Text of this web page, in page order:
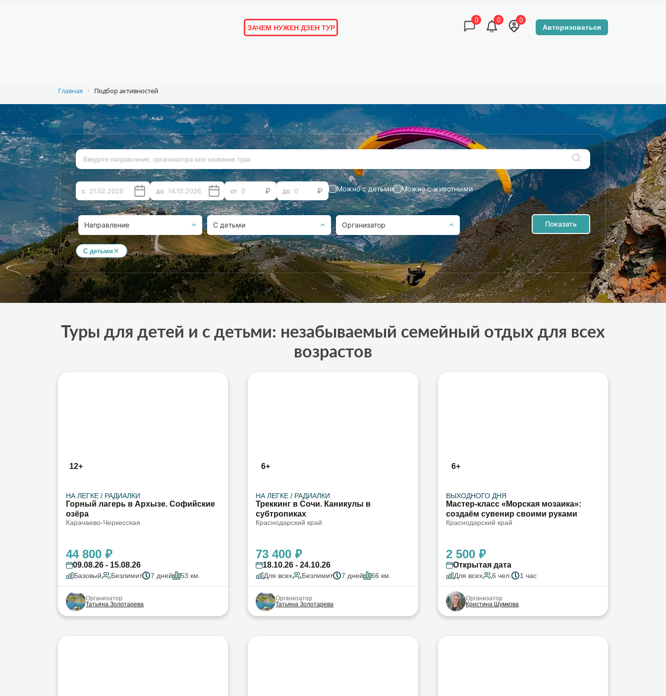
ЗАЧЕМ НУЖЕН ДЗЕН ТУР Авторизоваться
0 0 0
Главная Подбор активностей
с до от до Можно с детьми Можно с животными
Направление С детьми Организатор Показать
С детьми
Туры для детей и с детьми: незабываемый семейный отдых для всех
возрастов
12+
НА ЛЕГКЕ / РАДИАЛКИ
Горный лагерь в Архызе. Софийские
озёра
Карачаево-Черкесская
44 800 ₽
09.08.26 - 15.08.26
Базовый Безлимит 7 дней 53 км.
Организатор
Татьяна Золотарева
6+
НА ЛЕГКЕ / РАДИАЛКИ
Треккинг в Сочи. Каникулы в
субтропиках
Краснодарский край
73 400 ₽
18.10.26 - 24.10.26
Для всех Безлимит 7 дней 66 км.
Организатор
Татьяна Золотарева
6+
ВЫХОДНОГО ДНЯ
Мастер-класс «Морская мозаика»:
создаём сувенир своими руками
Краснодарский край
2 500 ₽
Открытая дата
Для всех 6 чел. 1 час
Организатор
Кристина Шумкова